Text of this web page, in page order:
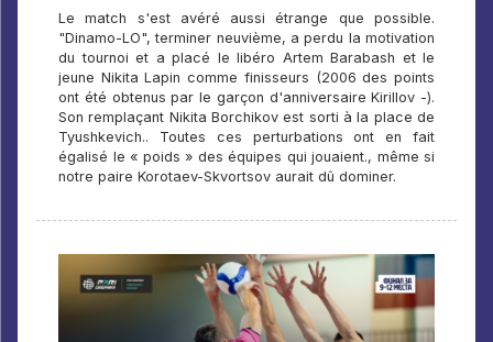
Le match s'est avéré aussi étrange que possible.
"Dinamo-LO", terminer neuvième, a perdu la motivation
du tournoi et a placé le libéro Artem Barabash et le
jeune Nikita Lapin comme finisseurs (2006 des points
ont été obtenus par le garçon d'anniversaire Kirillov -).
Son remplaçant Nikita Borchikov est sorti à la place de
Tyushkevich.. Toutes ces perturbations ont en fait
égalisé le « poids » des équipes qui jouaient., même si
notre paire Korotaev-Skvortsov aurait dû dominer.